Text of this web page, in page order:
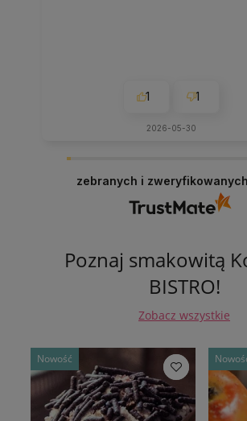
1 1
2026-05-30
zebranych i
Poznaj smakowitą
BISTRO!
Zobacz wszystkie
Nowość